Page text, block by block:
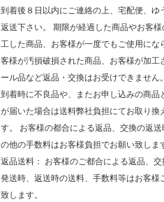
到着後８日以内にご連絡の上、宅配便、ゆ
返送下さい。 期限が経過した商品やお客様
工した商品、お客様が一度でもご使用にな
客様が汚損破損された商品、お客様が加工
ール品など返品・交換はお受けできません
到着時に不良品や、またお申し込みの商品
が届いた場合は送料弊社負担にてお取り換
す。 お客様の都合による返品、交換の返送
の他の手数料はお客様負担でお願い致しま
返品送料： お客様のご都合による返品、交
発送時、返送時の送料、手数料等はお客様
致します。